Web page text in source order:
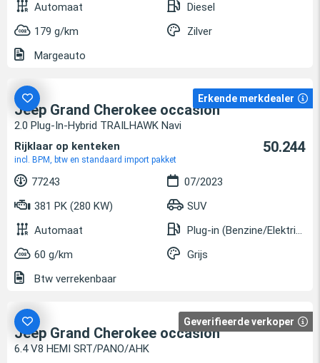
Automaat
Diesel
179 g/km
Zilver
Margeauto
Erkende merkdealer
Jeep Grand Cherokee occasion
2.0 Plug-In-Hybrid TRAILHAWK Navi
Rijklaar op kenteken
incl. BPM, btw en standaard import pakket
50.244
77243
07/2023
381 PK (280 KW)
SUV
Automaat
Plug-in (Benzine/Elektrisch)
60 g/km
Grijs
Btw verrekenbaar
Geverifieerde verkoper
Jeep Grand Cherokee occasion
6.4 V8 HEMI SRT/PANO/AHK